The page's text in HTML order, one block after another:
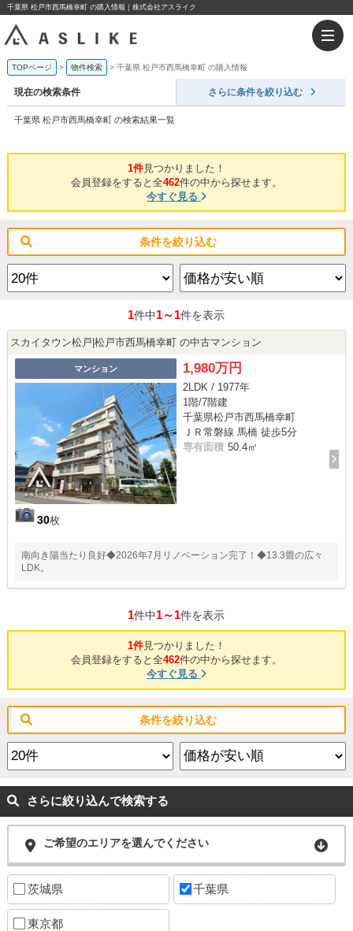
千葉県 松戸市西馬橋幸町 の購入情報｜株式会社アスライク
TOPページ 物件検索 千葉県 松戸市西馬橋幸町 の購入情報
現在の検索条件 さらに条件を絞り込む
千葉県 松戸市西馬橋幸町 の検索結果一覧
1件見つかりました！
会員登録をすると全462件の中から探せます。
今すぐ見る
条件を絞り込む
1件中1～1件を表示
スカイタウン松戸|松戸市西馬橋幸町 の中古マンション
マンション
30枚
1,980万円
2LDK / 1977年
1階/7階建
千葉県松戸市西馬橋幸町
ＪＲ常磐線 馬橋 徒歩5分
専有面積 50.4㎡
南向き陽当たり良好◆2026年7月リノベーション完了！◆13.3畳の広々
LDK。
1件中1～1件を表示
1件見つかりました！
会員登録をすると全462件の中から探せます。
今すぐ見る
条件を絞り込む
さらに絞り込んで検索する
ご希望のエリアを選んでください
茨城県 千葉県
東京都